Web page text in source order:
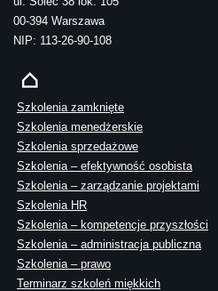
00-394 Warszawa
NIP: 113-26-90-108
Szkolenia zamknięte
Szkolenia menedżerskie
Szkolenia sprzedażowe
Szkolenia – efektywność osobista
Szkolenia – zarządzanie projektami
Szkolenia HR
Szkolenia – kompetencje przyszłości
Szkolenia – administracja publiczna
Szkolenia – prawo
Terminarz szkoleń miękkich